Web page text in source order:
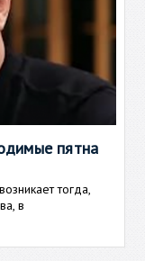
пятна
тогда,
в